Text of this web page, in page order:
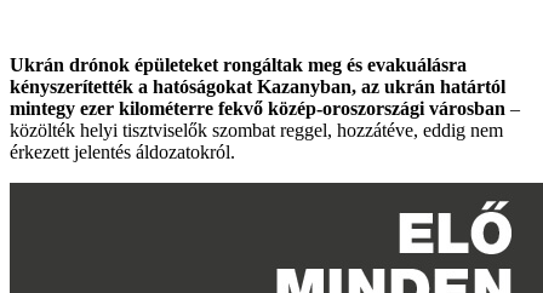
Ukrán drónok épületeket rongáltak meg és evakuálásra
kényszerítették a hatóságokat Kazanyban, az ukrán határtól
mintegy ezer kilométerre fekvő közép-oroszországi városban –
közölték helyi tisztviselők szombat reggel, hozzátéve, eddig nem
érkezett jelentés áldozatokról.